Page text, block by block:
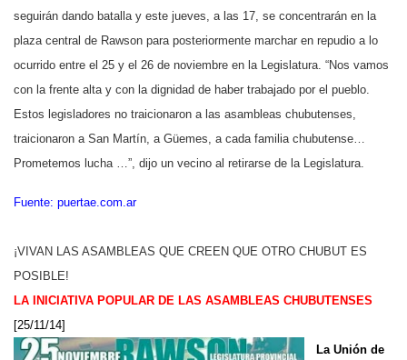
seguirán dando batalla y este jueves, a las 17, se concentrarán en la
plaza central de Rawson para posteriormente marchar en repudio a lo
ocurrido entre el 25 y el 26 de noviembre en la Legislatura. “Nos vamos
con la frente alta y con la dignidad de haber trabajado por el pueblo.
Estos legisladores no traicionaron a las asambleas chubutenses,
traicionaron a San Martín, a Güemes, a cada familia chubutense…
Prometemos lucha …”, dijo un vecino al retirarse de la Legislatura.
Fuente: puertae.com.ar
¡VIVAN LAS ASAMBLEAS QUE CREEN QUE OTRO CHUBUT ES
POSIBLE!
LA INICIATIVA POPULAR DE LAS ASAMBLEAS CHUBUTENSES
[25/11/14]
La Unión de